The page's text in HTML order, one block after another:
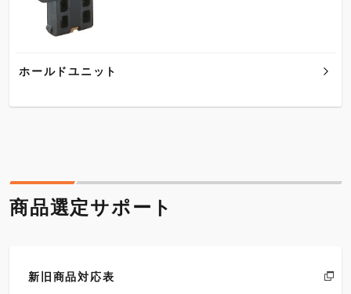
ホールドユニット
商品選定サポート
新旧商品対応表